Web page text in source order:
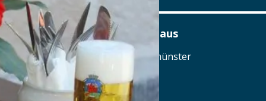
Am Ödenturm – Das Gasthaus
Am Ödenturm 11, 93413 Chammünster
Tel.: Tel.: 09971-89270